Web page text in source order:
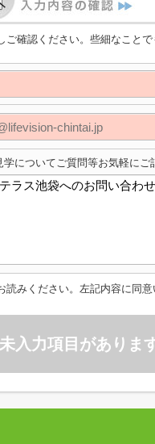
ご確認ください。些細なこと
学についてご質問等お気軽にご
読みください。左記内容に同
未入力項目がありま